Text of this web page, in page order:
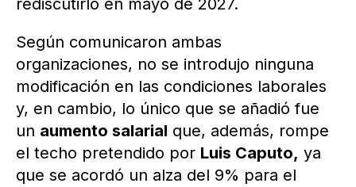
rediscutirlo en mayo de 2027.
Según comunicaron ambas
organizaciones, no se introdujo ninguna
modificación en las condiciones laborales
y, en cambio, lo único que se añadió fue
un aumento salarial que, además, rompe
el techo pretendido por Luis Caputo, ya
que se acordó un alza del 9% para el